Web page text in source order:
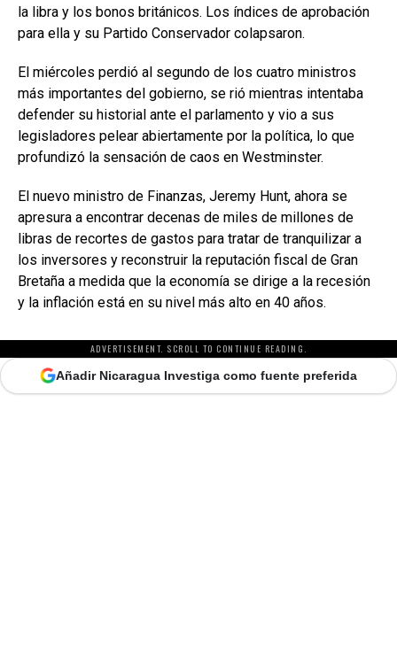
la libra y los bonos británicos. Los índices de aprobación
para ella y su Partido Conservador colapsaron.
El miércoles perdió al segundo de los cuatro ministros
más importantes del gobierno, se rió mientras intentaba
defender su historial ante el parlamento y vio a sus
legisladores pelear abiertamente por la política, lo que
profundizó la sensación de caos en Westminster.
El nuevo ministro de Finanzas, Jeremy Hunt, ahora se
apresura a encontrar decenas de miles de millones de
libras de recortes de gastos para tratar de tranquilizar a
los inversores y reconstruir la reputación fiscal de Gran
Bretaña a medida que la economía se dirige a la recesión
y la inflación está en su nivel más alto en 40 años.
ADVERTISEMENT. SCROLL TO CONTINUE READING.
Añadir Nicaragua Investiga como fuente preferida